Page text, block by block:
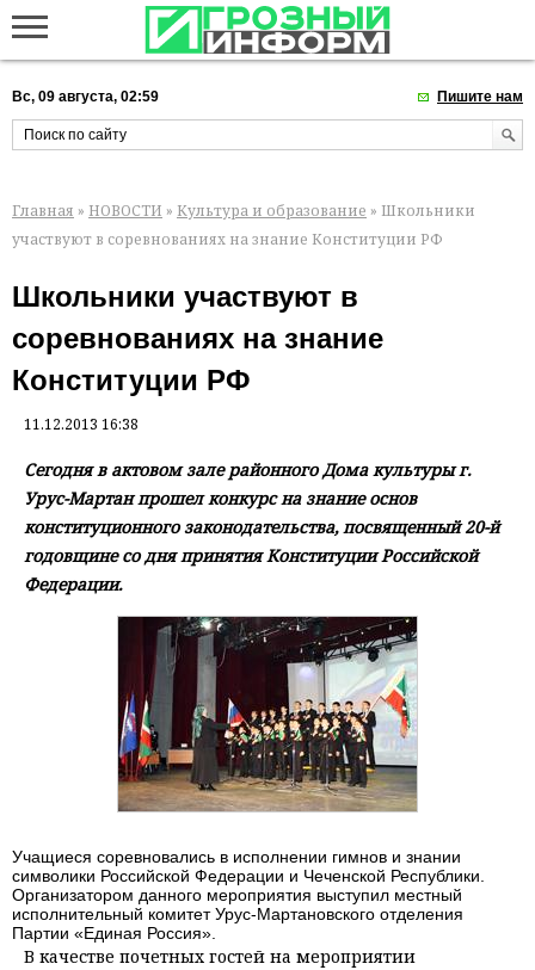
Вс, 09 августа, 02:59 Пишите нам
Главная » НОВОСТИ » Культура и образование » Школьники
участвуют в соревнованиях на знание Конституции РФ
Школьники участвуют в
соревнованиях на знание
Конституции РФ
11.12.2013 16:38
Сегодня в актовом зале районного Дома культуры г.
Урус-Мартан прошел конкурс на знание основ
конституционного законодательства, посвященный 20-й
годовщине со дня принятия Конституции Российской
Федерации.
Учащиеся соревновались в исполнении гимнов и знании
символики Российской Федерации и Чеченской Республики.
Организатором данного мероприятия выступил местный
исполнительный комитет Урус-Мартановского отделения
Партии «Единая Россия».
В качестве почетных гостей на мероприятии